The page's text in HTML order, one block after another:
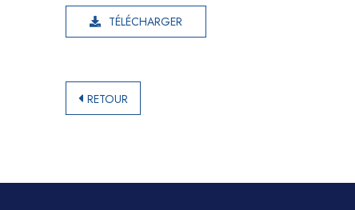
TÉLÉCHARGER
RETOUR